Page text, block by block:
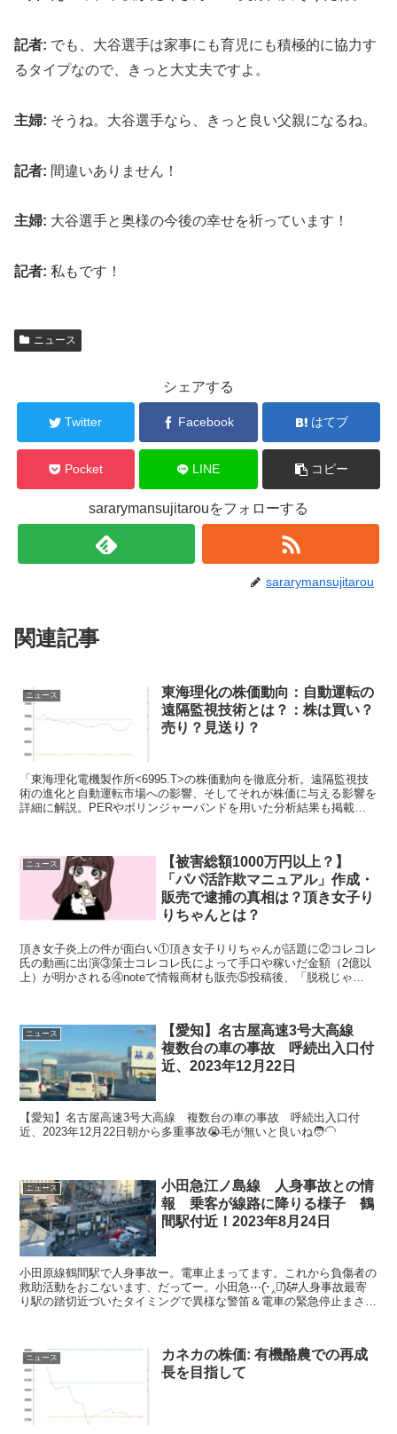
記者: でも、大谷選手は家事にも育児にも積極的に協力す
るタイプなので、きっと大丈夫ですよ。
主婦: そうね。大谷選手なら、きっと良い父親になるね。
記者: 間違いありません！
主婦: 大谷選手と奥様の今後の幸せを祈っています！
記者: 私もです！
ニュース
シェアする
Twitter Facebook はてブ
Pocket LINE コピー
sararymansujitarouをフォローする
sararymansujitarou
関連記事
ニュース
東海理化の株価動向：自動運転の
遠隔監視技術とは？：株は買い？
売り？見送り？
「東海理化電機製作所<6995.T>の株価動向を徹底分析。遠隔監視技
術の進化と自動運転市場への影響、そしてそれが株価に与える影響を
詳細に解説。PERやボリンジャーバンドを用いた分析結果も掲載。
ニュース
【被害総額1000万円以上？】
「パパ活詐欺マニュアル」作成・
販売で逮捕の真相は？頂き女子り
りちゃんとは？
頂き女子炎上の件が面白い①頂き女子りりちゃんが話題に②コレコレ
氏の動画に出演③策士コレコレ氏によって手口や稼いだ金額（2億以
上）が明かされる④noteで情報商材も販売⑤投稿後、「脱税じゃ
ニュース
【愛知】名古屋高速3号大高線
複数台の車の事故 呼続出入口付
近、2023年12月22日
【愛知】名古屋高速3号大高線 複数台の車の事故 呼続出入口付
近、2023年12月22日朝から多重事故😭毛が無いと良いね🧑‍🦲
ニュース
小田急江ノ島線 人身事故との情
報 乗客が線路に降りる様子 鶴
間駅付近！2023年8月24日
小田原線鶴間駅で人身事故ー。電車止まってます。これから負傷者の
救助活動をおこないます、だってー。小田急⋯(᷄･‸･᷅)ξ̴#人身事故最寄
り駅の踏切近づいたタイミングで異様な警笛＆電車の緊急停止まさか
ニュース
カネカの株価: 有機酪農での再成
長を目指して